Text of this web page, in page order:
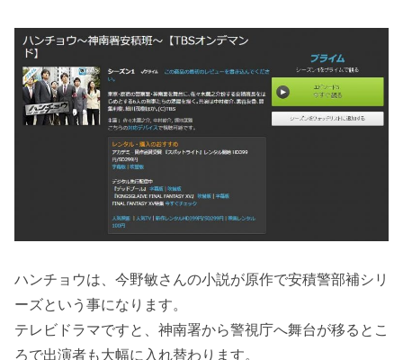
ハンチョウは、今野敏さんの小説が原作で安積警部補シリ
ーズという事になります。
テレビドラマですと、神南署から警視庁へ舞台が移るとこ
ろで出演者も大幅に入れ替わります。